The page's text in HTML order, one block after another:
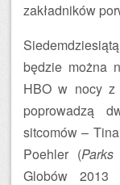
zakładników
będzie można
HBO w nocy
poprowadzą
sitcomów –
Poehler (
Globów 2013